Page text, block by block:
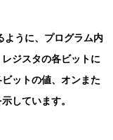
ように、プログラム内
ジスタの各ビットに
ットの値、オンまた
しています。